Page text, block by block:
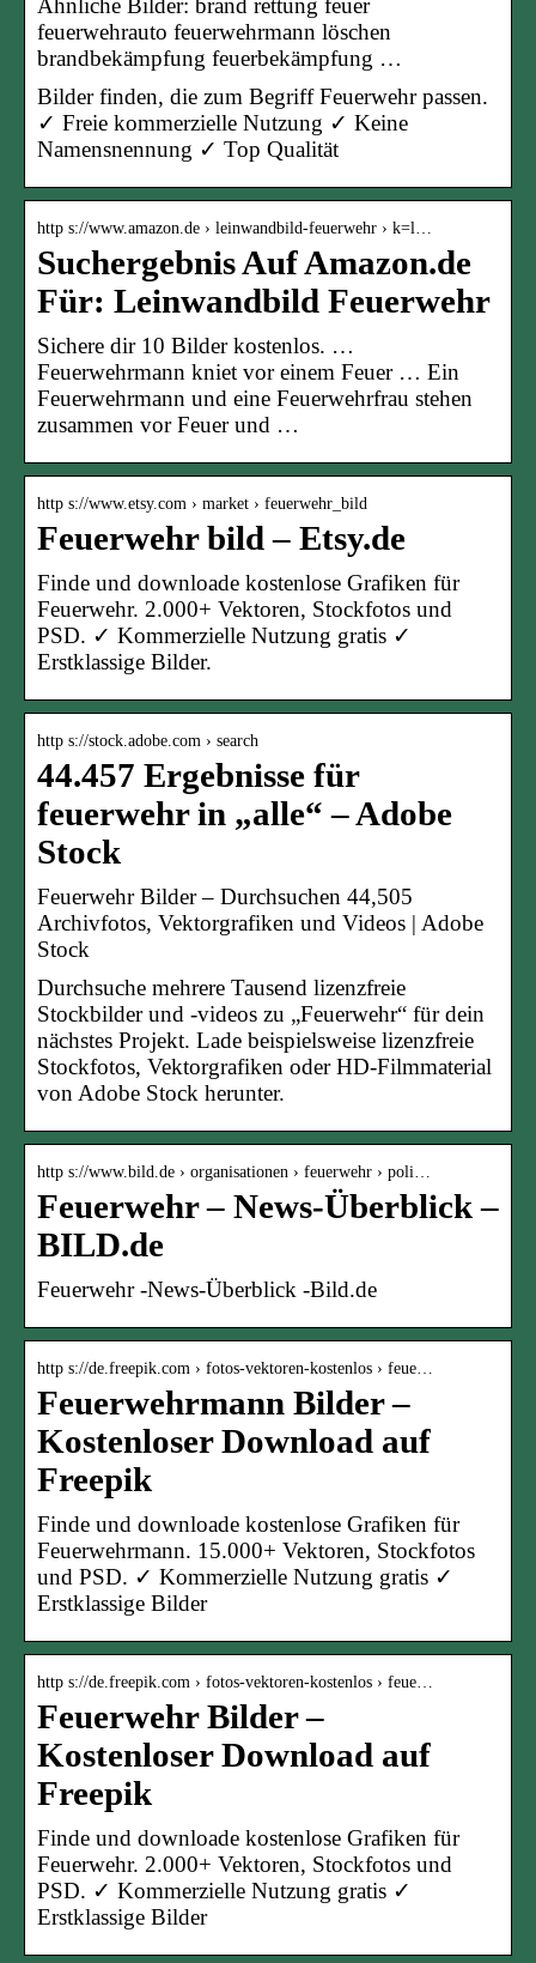
feuerwehrauto feuerwehrmann löschen
brandbekämpfung feuerbekämpfung …
Bilder finden, die zum Begriff Feuerwehr passen.
✓ Freie kommerzielle Nutzung ✓ Keine
Namensnennung ✓ Top Qualität
http s://www.amazon.de › leinwandbild-feuerwehr › k=l…
Suchergebnis Auf Amazon.de
Für: Leinwandbild Feuerwehr
Sichere dir 10 Bilder kostenlos. …
Feuerwehrmann kniet vor einem Feuer … Ein
Feuerwehrmann und eine Feuerwehrfrau stehen
zusammen vor Feuer und …
http s://www.etsy.com › market › feuerwehr_bild
Feuerwehr bild – Etsy.de
Finde und downloade kostenlose Grafiken für
Feuerwehr. 2.000+ Vektoren, Stockfotos und
PSD. ✓ Kommerzielle Nutzung gratis ✓
Erstklassige Bilder.
http s://stock.adobe.com › search
44.457 Ergebnisse für
feuerwehr in „alle“ – Adobe
Stock
Feuerwehr Bilder – Durchsuchen 44,505
Archivfotos, Vektorgrafiken und Videos | Adobe
Stock
Durchsuche mehrere Tausend lizenzfreie
Stockbilder und -videos zu „Feuerwehr“ für dein
nächstes Projekt. Lade beispielsweise lizenzfreie
Stockfotos, Vektorgrafiken oder HD-Filmmaterial
von Adobe Stock herunter.
http s://www.bild.de › organisationen › feuerwehr › poli…
Feuerwehr – News-Überblick –
BILD.de
Feuerwehr -News-Überblick -Bild.de
http s://de.freepik.com › fotos-vektoren-kostenlos › feue…
Feuerwehrmann Bilder –
Kostenloser Download auf
Freepik
Finde und downloade kostenlose Grafiken für
Feuerwehrmann. 15.000+ Vektoren, Stockfotos
und PSD. ✓ Kommerzielle Nutzung gratis ✓
Erstklassige Bilder
http s://de.freepik.com › fotos-vektoren-kostenlos › feue…
Feuerwehr Bilder –
Kostenloser Download auf
Freepik
Finde und downloade kostenlose Grafiken für
Feuerwehr. 2.000+ Vektoren, Stockfotos und
PSD. ✓ Kommerzielle Nutzung gratis ✓
Erstklassige Bilder